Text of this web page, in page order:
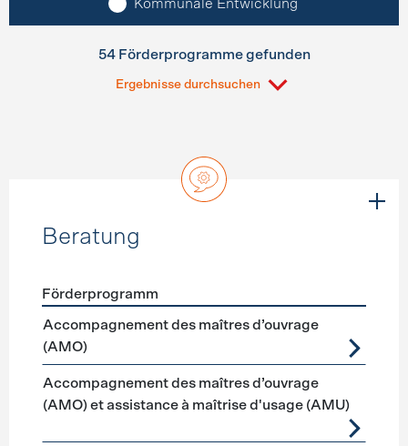
Kommunale Entwicklung
54 Förderprogramme gefunden
Ergebnisse durchsuchen
Beratung
Förderprogramme Beratung
Förderprogramm
Accompagnement des maîtres d’ouvrage
(AMO)
Accompagnement des maîtres d’ouvrage
(AMO) et assistance à maîtrise d'usage (AMU)